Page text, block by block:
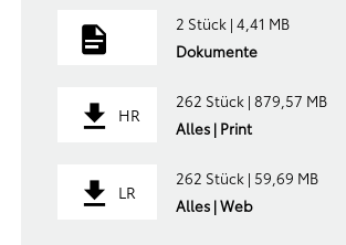
2 Stück | 4,41 MB
Dokumente
HR
262 Stück | 879,57 MB
Alles | Print
LR
262 Stück | 59,69 MB
Alles | Web